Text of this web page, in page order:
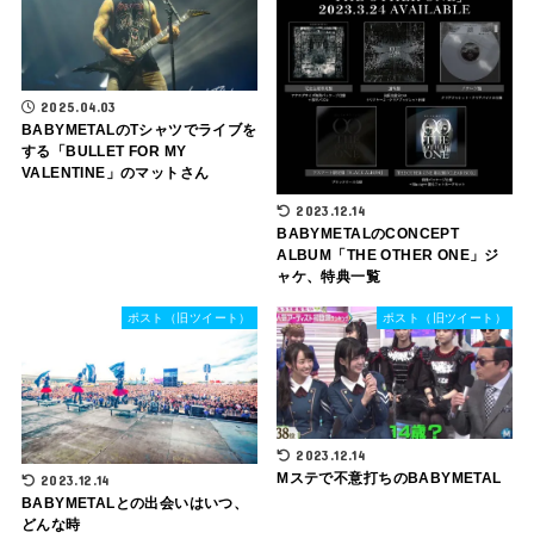
2025.04.03
BABYMETALのTシャツでライブを
する「BULLET FOR MY
VALENTINE」のマットさん
2023.12.14
BABYMETALのCONCEPT
ALBUM「THE OTHER ONE」ジ
ャケ、特典一覧
ポスト（旧ツイート）
2023.12.14
BABYMETALとの出会いはいつ、
どんな時
ポスト（旧ツイート）
2023.12.14
Mステで不意打ちのBABYMETAL